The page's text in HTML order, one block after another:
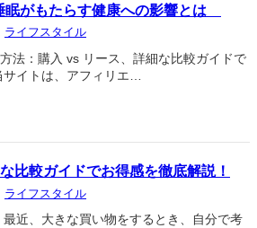
眠がもたらす健康への影響とは
ライフスタイル
：購入 vs リース、詳細な比較ガイドで
イトは、アフィリエ…
比較ガイドでお得感を徹底解説！
ライフスタイル
近、大きな買い物をするとき、自分で考